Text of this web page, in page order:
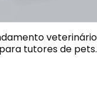
veterinário
tutores de pets.